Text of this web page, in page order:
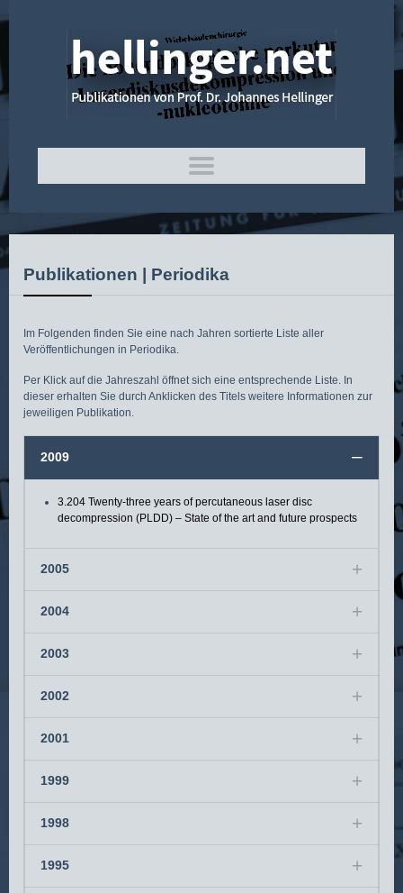
Publikationen | Periodika
Im Folgenden finden Sie eine nach Jahren sortierte Liste aller
Veröffentlichungen in Periodika.
Per Klick auf die Jahreszahl öffnet sich eine entsprechende Liste. In
dieser erhalten Sie durch Anklicken des Titels weitere Informationen zur
jeweiligen Publikation.
2009
3.204 Twenty-three years of percutaneous laser disc
decompression (PLDD) – State of the art and future prospects
2005
2004
2003
2002
2001
1999
1998
1995